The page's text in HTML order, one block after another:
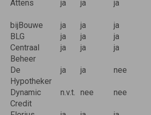
Attens
ja ja ja
bijBouwe
ja ja ja
BLG
ja ja ja
Centraal
Beheer
ja ja ja
De
Hypotheker
ja ja nee
Dynamic
Credit
n.v.t. nee nee